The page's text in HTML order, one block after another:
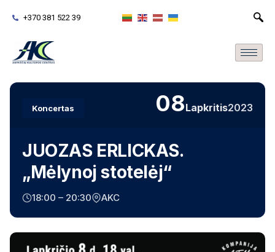
+370 381 522 39
Koncertas 08Lapkritis2023
JUOZAS ERLICKAS.
„Mėlynoj stotelėj“
18:00 – 20:30 AKC